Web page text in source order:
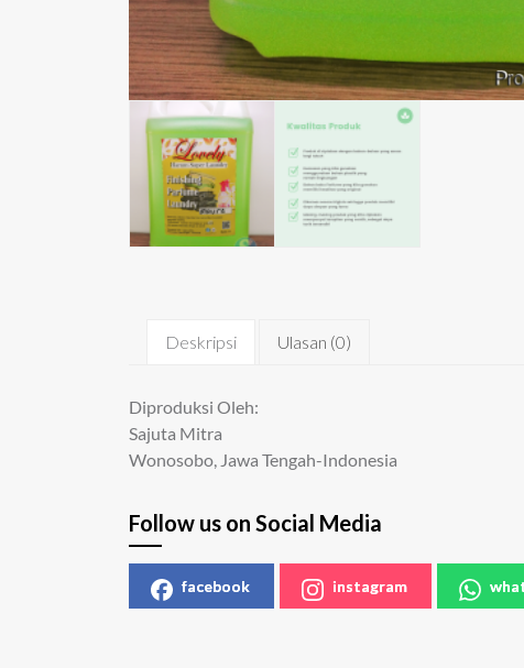
Deskripsi Ulasan (0)
Diproduksi Oleh:
Sajuta Mitra
Wonosobo, Jawa Tengah-Indonesia
Follow us on Social Media
facebook instagram